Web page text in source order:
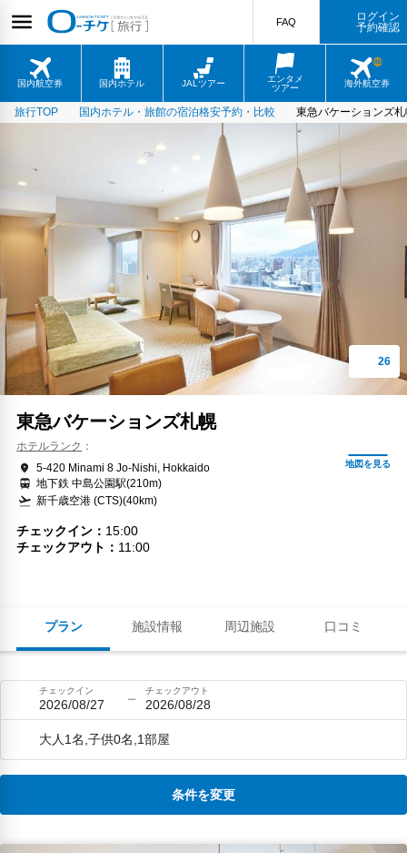
国内航空券 国内ホテル JALツアー
エンタメ
ツアー
海外航空券
FAQ
ログイン
予約確認
旅行TOP 国内ホテル・旅館の宿泊格安予約・比較 東急バケーションズ
プラン 施設情報 周辺施設 口コミ
東急バケーションズ札幌
ホテルランク
5-420 Minami 8 Jo-Nishi, Hokkaido
地下鉄 中島公園駅(210m)
新千歳空港 (CTS)(40km)
チェックイン
15:00
チェックアウト
11:00
チェックイン
2026/08/27
チェックアウト
2026/08/28
大人1名,子供0名,1部屋
条件を変更